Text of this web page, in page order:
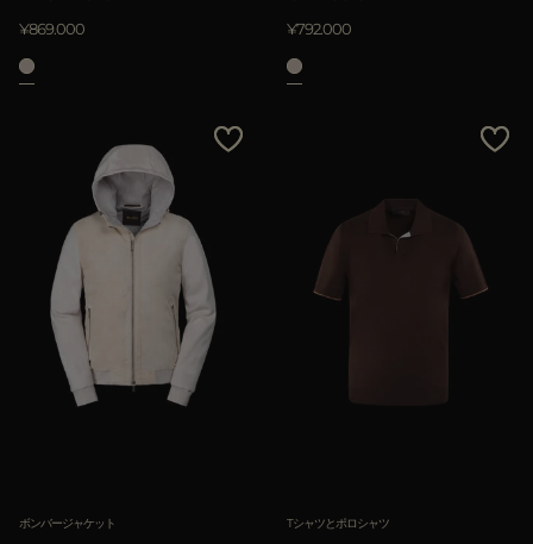
¥869.000 ¥792.000
ボンバージャケット Tシャツとポロシャツ